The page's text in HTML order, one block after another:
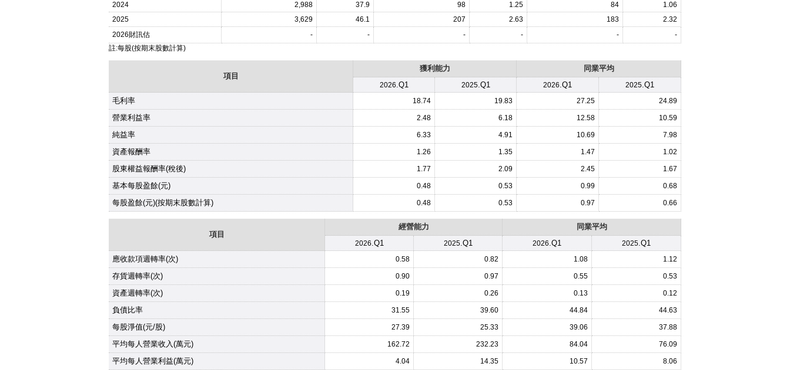
2024
2,988 37.9 98 1.25 84
1.06
2025
3,629 46.1 207 2.63 183
2.32
2026財訊估 - - - - -
-
註:每股(按期末股數計算)
項目
獲利能力 同業平均
2026.Q1 2025.Q1 2026.Q1 2025.Q1
毛利率
18.74 19.83 27.25 24.89
營業利益率 2.48 6.18 12.58 10.59
純益率 6.33 4.91 10.69 7.98
資產報酬率 1.26 1.35 1.47 1.02
股東權益報酬率(稅後) 1.77 2.09 2.45 1.67
基本每股盈餘(元) 0.48 0.53 0.99 0.68
每股盈餘(元)(按期末股數計算) 0.48 0.53 0.97 0.66
項目
經營能力 同業平均
2026.Q1 2025.Q1 2026.Q1 2025.Q1
應收款項週轉率(次)
0.58 0.82 1.08 1.12
存貨週轉率(次) 0.90 0.97 0.55 0.53
資產週轉率(次) 0.19 0.26 0.13 0.12
負債比率 31.55 39.60 44.84 44.63
每股淨值(元/股) 27.39 25.33 39.06 37.88
平均每人營業收入(萬元) 162.72 232.23 84.04 76.09
平均每人營業利益(萬元) 4.04 14.35 10.57
8.06